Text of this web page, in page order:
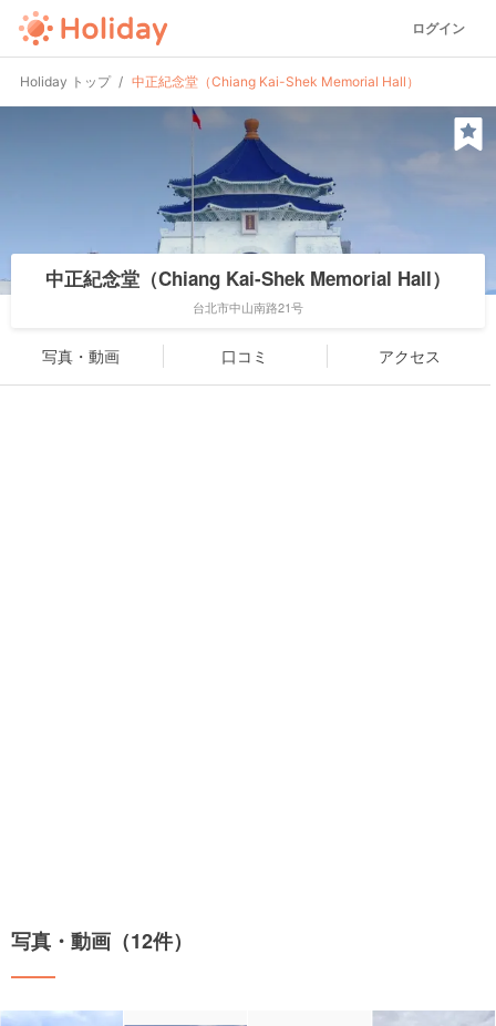
ログイン
Holiday トップ 中正紀念堂（Chiang Kai-Shek Memorial Hall）
中正紀念堂（Chiang Kai-Shek Memorial Hall）
台北市中山南路21号
写真・動画 口コミ アクセス
写真・動画（12件）